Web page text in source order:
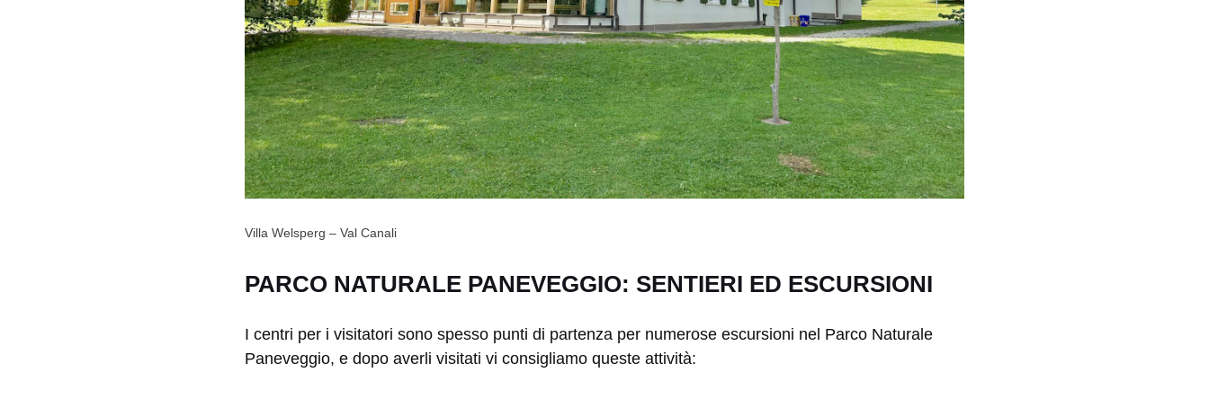
Villa Welsperg – Val Canali
PARCO NATURALE PANEVEGGIO: SENTIERI ED ESCURSIONI
I centri per i visitatori sono spesso punti di partenza per numerose escursioni nel Parco Naturale
Paneveggio, e dopo averli visitati vi consigliamo queste attività: